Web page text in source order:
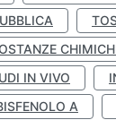
IN VIVO
A